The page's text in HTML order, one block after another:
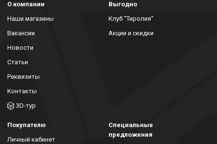
О компании
Наши магазины
Вакансии
Новости
Статьи
Реквизиты
Контакты
3D-тур
Выгодно
Клуб "Тиролия"
Акции и скидки
Покупателю
Личный кабинет
Специальные
предложения